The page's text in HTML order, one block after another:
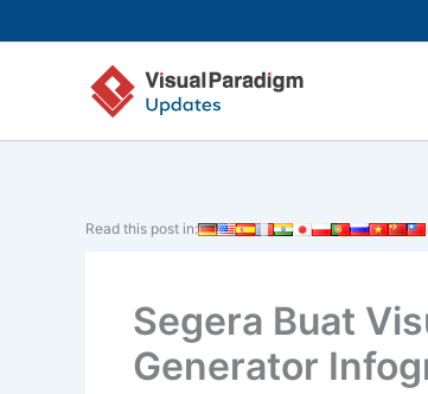
ke
Read this post in:
Segera Buat
Generator